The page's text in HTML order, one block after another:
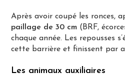
Après avoir coupé les ronces,
paillage de 30 cm (BRF,
chaque année. Les repousses
cette barrière et finissent par
Les animaux auxiliaires